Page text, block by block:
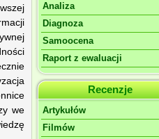
we
Analiza
Diagnoza
Samoocena
Raport z ewaluacji
Recenzje
Artykułów
Filmów